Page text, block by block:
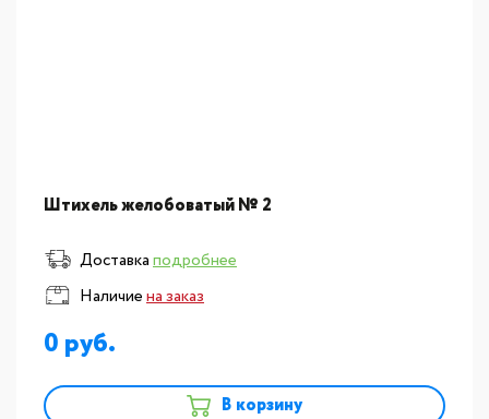
Штихель желобоватый № 2
Доставкаподробнее
Наличиена заказ
0
В корзину